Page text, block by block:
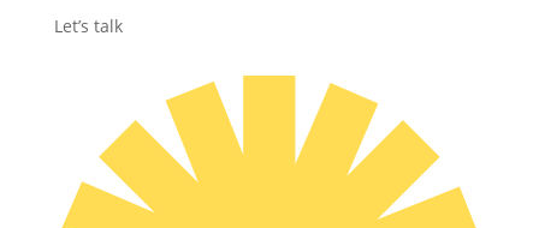
Let’s talk